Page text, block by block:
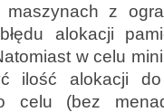
maszynach z
alokacji
w celu
ilość alokacji
celu (bez